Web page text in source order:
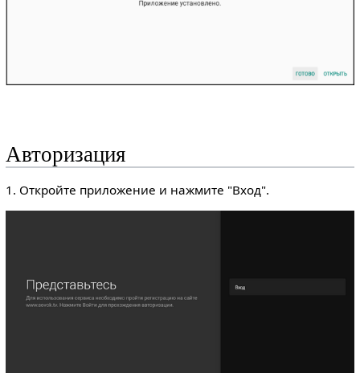
Авторизация
1. Откройте приложение и нажмите "Вход".